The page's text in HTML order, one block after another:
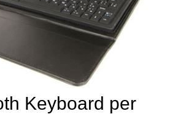
Keyboard per